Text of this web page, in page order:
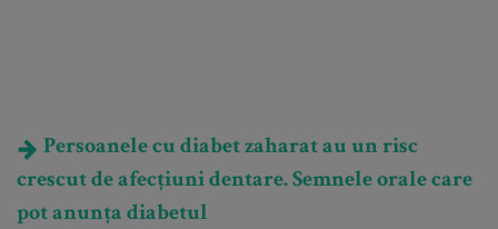
Persoanele cu diabet zaharat au un risc
crescut de afecțiuni dentare. Semnele orale care
pot anunța diabetul